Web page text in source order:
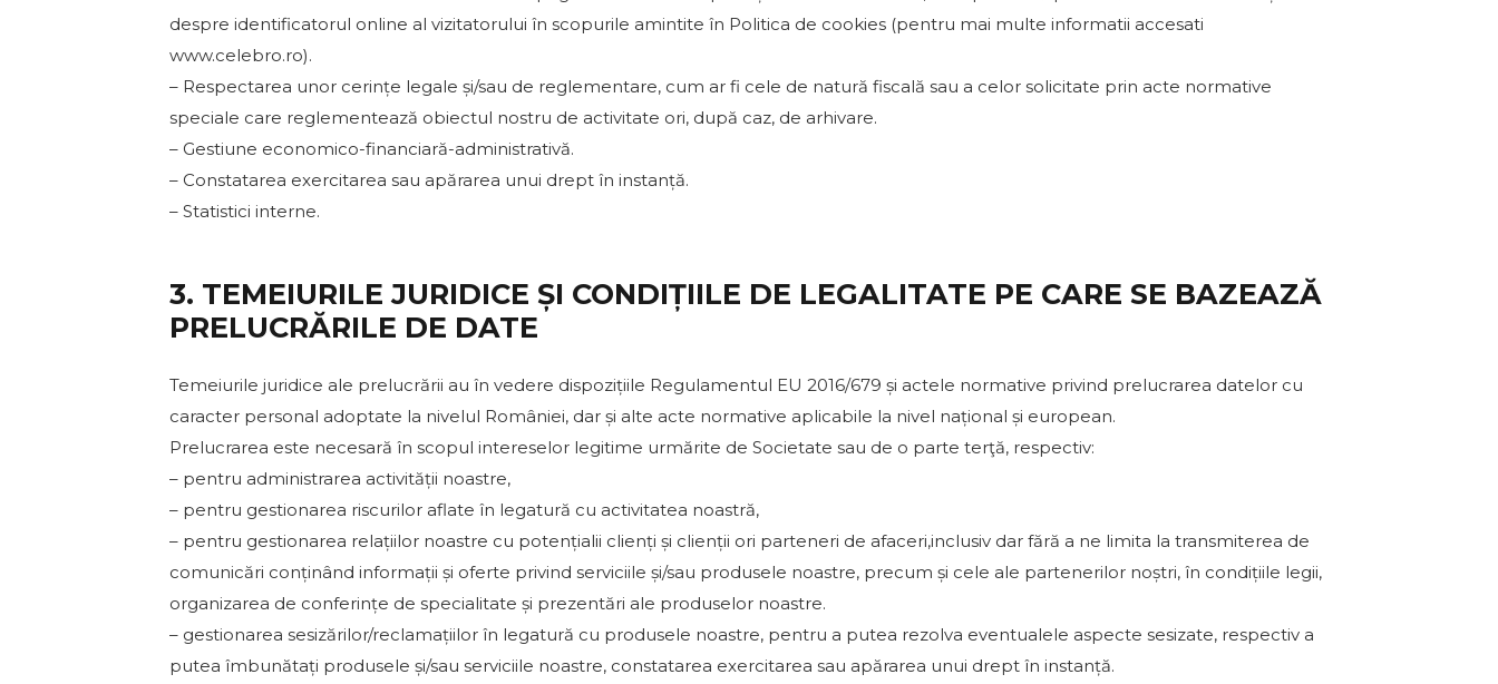
despre identificatorul online al vizitatorului în scopurile amintite în Politica de cookies (pentru mai multe informatii accesati
www.celebro.ro).
– Respectarea unor cerințe legale și/sau de reglementare, cum ar fi cele de natură fiscală sau a celor solicitate prin acte normative
speciale care reglementează obiectul nostru de activitate ori, după caz, de arhivare.
– Gestiune economico-financiară-administrativă.
– Constatarea exercitarea sau apărarea unui drept în instanță.
– Statistici interne.
3. TEMEIURILE JURIDICE ȘI CONDIȚIILE DE LEGALITATE PE CARE SE BAZEAZĂ
PRELUCRĂRILE DE DATE
Temeiurile juridice ale prelucrării au în vedere dispozițiile Regulamentul EU 2016/679 și actele normative privind prelucrarea datelor cu
caracter personal adoptate la nivelul României, dar și alte acte normative aplicabile la nivel național și european.
Prelucrarea este necesară în scopul intereselor legitime urmărite de Societate sau de o parte terţă, respectiv:
– pentru administrarea activității noastre,
– pentru gestionarea riscurilor aflate în legatură cu activitatea noastră,
– pentru gestionarea relațiilor noastre cu potențialii clienți și clienții ori parteneri de afaceri,inclusiv dar fără a ne limita la transmiterea de
comunicări conținând informații și oferte privind serviciile și/sau produsele noastre, precum și cele ale partenerilor noștri, în condițiile legii,
organizarea de conferințe de specialitate și prezentări ale produselor noastre.
– gestionarea sesizărilor/reclamațiilor în legatură cu produsele noastre, pentru a putea rezolva eventualele aspecte sesizate, respectiv a
putea îmbunătați produsele și/sau serviciile noastre, constatarea exercitarea sau apărarea unui drept în instanță.